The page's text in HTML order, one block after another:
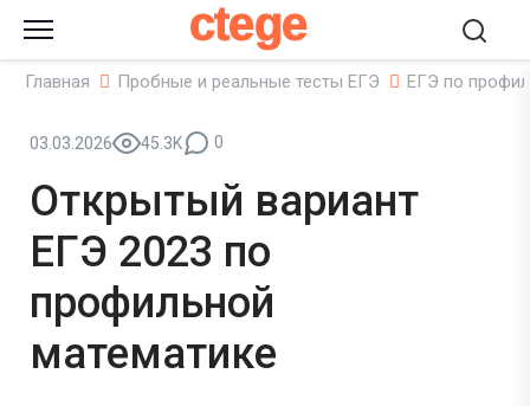
ctege
Главная Пробные и реальные тесты ЕГЭ ЕГЭ по
03.03.2026 45.3K 0
Открытый вариант
ЕГЭ 2023 по
профильной
математике